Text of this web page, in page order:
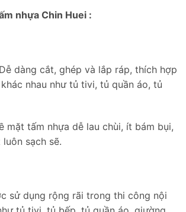
nhựa Chin Huei :
dàng cắt, ghép và lắp ráp, thích hợp
nhau như tủ tivi, tủ quần áo, tủ
mặt tấm nhựa dễ lau chùi, ít bám bụi,
sạch sẽ.
sử dụng rộng rãi trong thi công nội